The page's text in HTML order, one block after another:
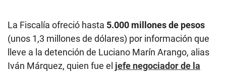
La Fiscalía ofreció hasta 5.000 millones de pesos
(unos 1,3 millones de dólares) por información que
lleve a la detención de Luciano Marín Arango, alias
Iván Márquez, quien fue el jefe negociador de la